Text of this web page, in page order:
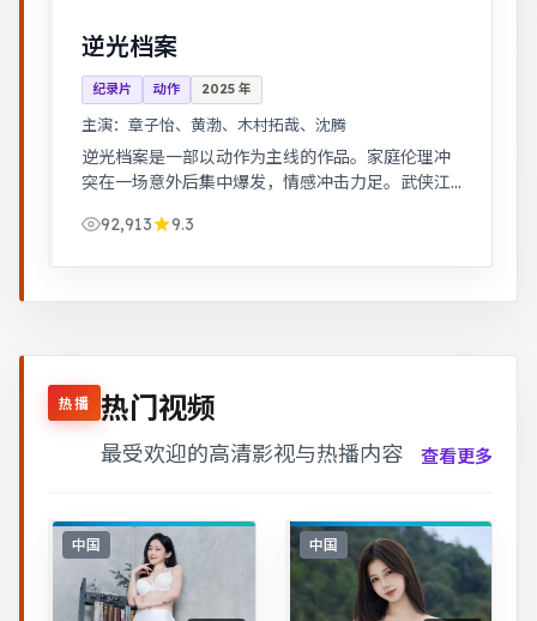
逆光档案
纪录片 动作 2025 年
主演： 章子怡、黄渤、木村拓哉、沈腾
逆光档案是一部以动作为主线的作品。家庭伦理冲
突在一场意外后集中爆发，情感冲击力足。武侠江
92,913
9.3
热播 热门视频
最受欢迎的高清影视与热播内容 查看更多
中国 中国